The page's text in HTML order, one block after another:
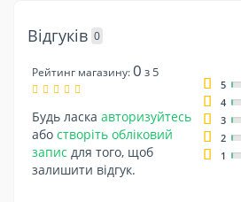
Відгуків 0
Рейтинг магазину:0 з 5
Будь ласка авторизуйтесь
або створіть обліковий
запис для того, щоб
залишити відгук.
5
4
3
2
1